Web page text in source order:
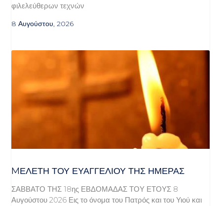
φιλελεύθερων τεχνών
8 Αυγούστου, 2026
MΕΛΈΤΗ ΤΟΥ ΕΥΑΓΓΕΛΊΟΥ ΤΗΣ ΗΜΈΡΑΣ
ΣΑΒΒΑΤΟ ΤΗΣ 18ης ΕΒΔΟΜΑΔΑΣ ΤΟΥ ΕΤΟΥΣ 8
Αυγούστου 2026 Εις το όνομα του Πατρός και του Υιού και